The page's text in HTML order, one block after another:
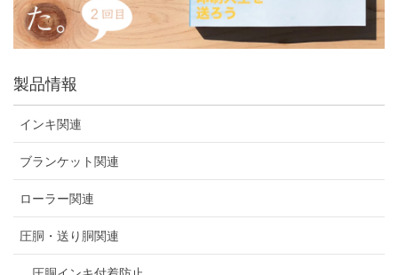
製品情報
インキ関連
ブランケット関連
ローラー関連
圧胴・送り胴関連